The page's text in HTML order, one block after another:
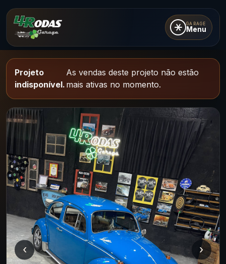
GARAGE
Menu
Projeto
indisponível.
As vendas deste projeto não estão
mais ativas no momento.
‹ ›